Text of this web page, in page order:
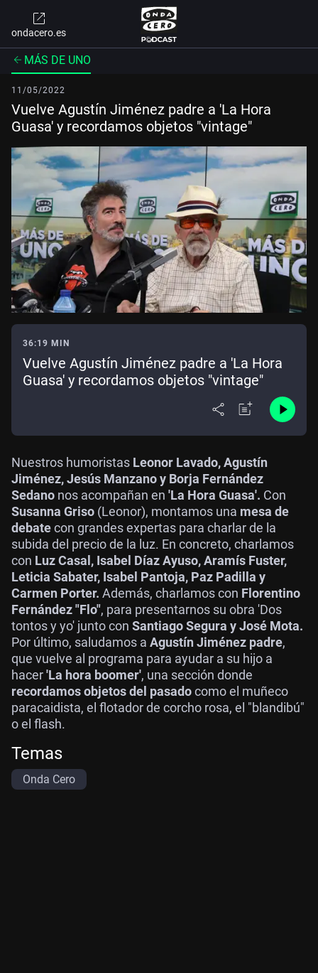
ondacero.es
MÁS DE UNO
11/05/2022
Vuelve Agustín Jiménez padre a 'La Hora
Guasa' y recordamos objetos "vintage"
36:19 MIN
Vuelve Agustín Jiménez padre a 'La Hora
Guasa' y recordamos objetos "vintage"
Nuestros humoristas Leonor Lavado, Agustín
Jiménez, Jesús Manzano y Borja Fernández
Sedano nos acompañan en 'La Hora Guasa'. Con
Susanna Griso (Leonor), montamos una mesa de
debatecon grandes expertas para charlar de la
subida del precio de la luz. En concreto, charlamos
con Luz Casal, Isabel Díaz Ayuso, Aramís Fuster,
Leticia Sabater, Isabel Pantoja, Paz Padilla y
Carmen Porter. Además, charlamos con Florentino
Fernández "Flo", para presentarnos su obra 'Dos
tontos y yo' junto con Santiago Segura y José Mota.
Por último, saludamos a Agustín Jiménez padre,
que vuelve al programa para ayudar a su hijo a
hacer'La hora boomer', una sección donde
recordamos objetos del pasadocomo el muñeco
paracaidista, el flotador de corcho rosa, el "blandibú"
o el flash.
Temas
Onda Cero